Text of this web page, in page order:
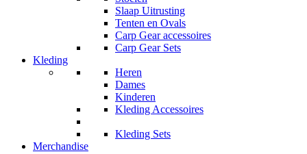
Slaap Uitrusting
Tenten en Ovals
Carp Gear accessoires
Carp Gear Sets
Kleding
Heren
Dames
Kinderen
Kleding Accessoires
Kleding Sets
Merchandise